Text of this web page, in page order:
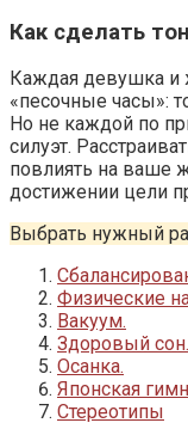
Как сделать
Каждая девушка и
«песочные часы»:
Но не каждой по
силуэт.
повлиять на ваше
достижении цели
Выбрать нужный
Физические
Вакуум.
Здоровый сон.
Осанка.
Японская
Стереотипы